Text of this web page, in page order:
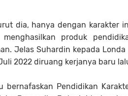
dia, hanya dengan karakter
menghasilkan produk
Jelas Suhardin kepada
2022 diruang kerjanya baru
bernafaskan Pendidikan